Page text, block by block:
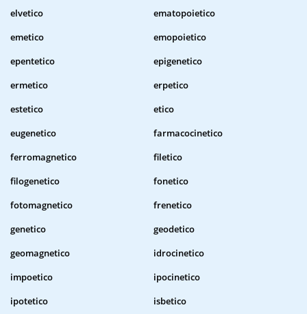
elvetico
ematopoietico
emetico
emopoietico
epentetico
epigenetico
ermetico
erpetico
estetico
etico
eugenetico
farmacocinetico
ferromagnetico
filetico
filogenetico
fonetico
fotomagnetico
frenetico
genetico
geodetico
geomagnetico
idrocinetico
impoetico
ipocinetico
ipotetico
isbetico